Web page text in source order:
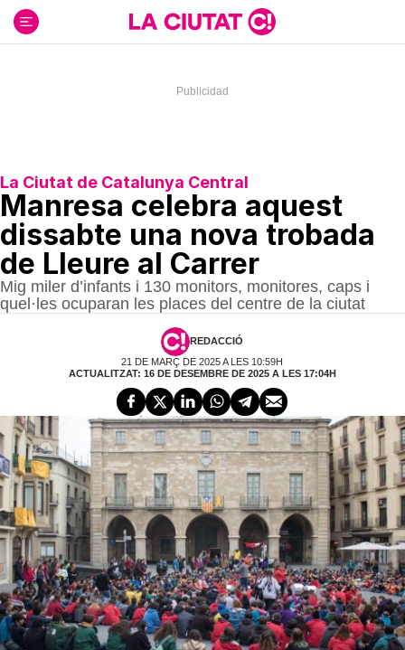
contenido
La Ciutat de Catalunya Central
Manresa celebra aquest
dissabte una nova trobada
de Lleure al Carrer
Mig miler d’infants i 130 monitors, monitores, caps i
quel·les ocuparan les places del centre de la ciutat
REDACCIÓ
21 DE MARÇ DE 2025 A LES 10:59H
ACTUALITZAT: 16 DE DESEMBRE DE 2025 A LES 17:04H